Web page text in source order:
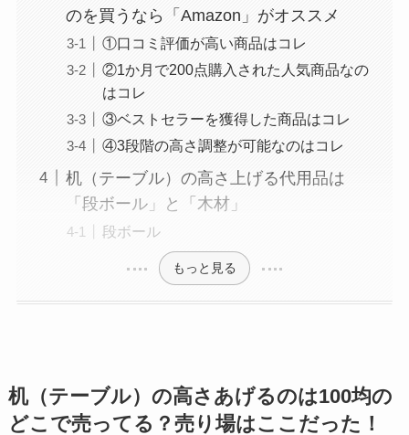
のを買うなら「Amazon」がオススメ
①口コミ評価が高い商品はコレ
②1か月で200点購入された人気商品なの
はコレ
③ベストセラーを獲得した商品はコレ
④3段階の高さ調整が可能なのはコレ
机（テーブル）の高さ上げる代用品は
「段ボール」と「木材」
段ボール
もっと見る
机（テーブル）の高さあげるのは100均の
どこで売ってる？売り場はここだった！